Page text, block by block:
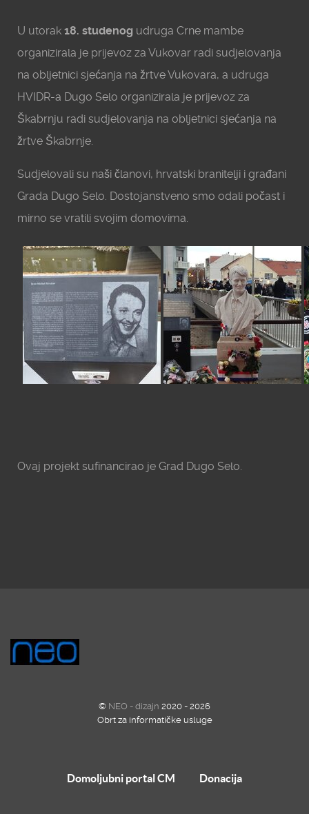
U utorak 18. studenog udruga Crne mambe
organizirala je prijevoz za Vukovar radi sudjelovanja
na obljetnici sjećanja na žrtve Vukovara, a udruga
HVIDR-a Dugo Selo organizirala je prijevoz za
Škabrnju radi sudjelovanja na obljetnici sjećanja na
žrtve Škabrnje.
Sudjelovali su naši članovi, hrvatski branitelji i građani
Grada Dugo Selo. Dostojanstveno smo odali počast i
mirno se vratili svojim domovima.
Ovaj projekt sufinancirao je Grad Dugo Selo.
© NEO - dizajn 2020 - 2026
Obrt za informatičke usluge
Domoljubni portal CM Donacija